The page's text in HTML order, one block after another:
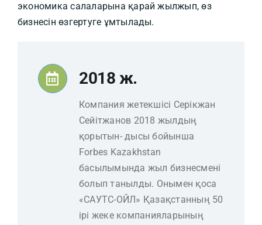
экономика салаларына қарай жылжып, өз
бизнесін өзгертуге ұмтылады.
2018 ж.
Компания жетекшісі Серікжан
Сейітжанов 2018 жылдың
қорытын- дысы бойынша
Forbes Kazakhstan
басылымында жыл бизнесмені
болып танылды. Онымен қоса
«САУТС-ОЙЛ» Қазақстанның 50
ірі жеке компанияларының